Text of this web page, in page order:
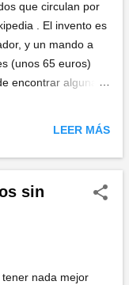
que circulan por
. El invento es
y un mando a
(unos 65 euros)
encontrar alguna
a tu pareja.
por la reacción
sorprenderla
Vean, vean...
LEER MÁS
sin
nada mejor